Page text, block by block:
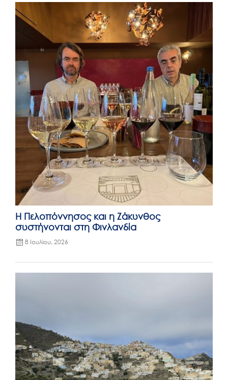
Η Πελοπόννησος και η Ζάκυνθος
συστήνονται στη Φινλανδία
Posted
on
8 Ιουλίου, 2026